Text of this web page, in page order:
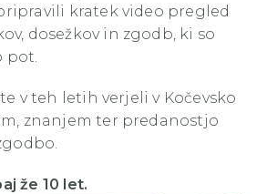
kratek video pregled
dosežkov in zgodb, ki so
pot.
v teh letih verjeli v Kočevsko
znanjem ter predanostjo
že 10 let.